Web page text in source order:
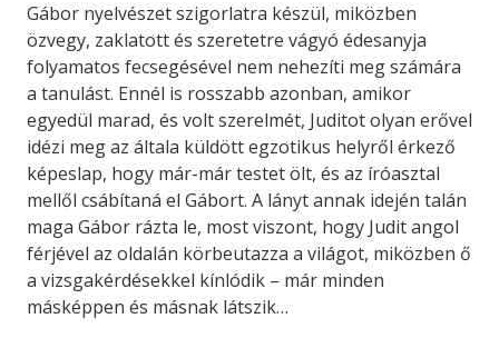
Gábor nyelvészet szigorlatra készül, miközben
özvegy, zaklatott és szeretetre vágyó édesanyja
folyamatos fecsegésével nem nehezíti meg számára
a tanulást. Ennél is rosszabb azonban, amikor
egyedül marad, és volt szerelmét, Juditot olyan erővel
idézi meg az általa küldött egzotikus helyről érkező
képeslap, hogy már-már testet ölt, és az íróasztal
mellől csábítaná el Gábort. A lányt annak idején talán
maga Gábor rázta le, most viszont, hogy Judit angol
férjével az oldalán körbeutazza a világot, miközben ő
a vizsgakérdésekkel kínlódik – már minden
másképpen és másnak látszik…